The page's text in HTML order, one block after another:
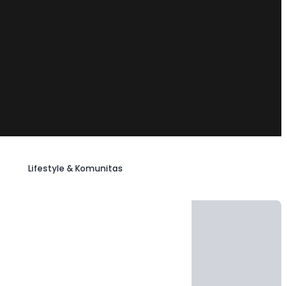
Lifestyle & Komunitas